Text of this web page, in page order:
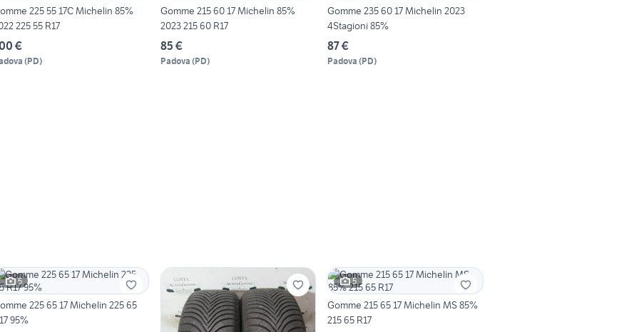
225 55 17C Michelin 85%
225 55 R17
€
(PD)
Gomme 215 60 17 Michelin 85%
2023 215 60 R17
85 €
Padova (PD)
Gomme 235 60 17 Michelin 2023
4Stagioni 85%
87 €
Padova (PD)
5
225 65 17 Michelin 225 65
95%
5
Gomme 215 65 17 Michelin MS 85%
215 65 R17